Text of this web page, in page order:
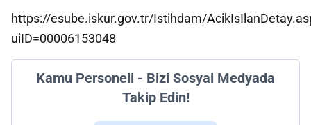
https://esube.iskur.gov.tr/Istihdam/
uiID=00006153048
Kamu Personeli - Bizi Sosyal Medyada
Takip Edin!